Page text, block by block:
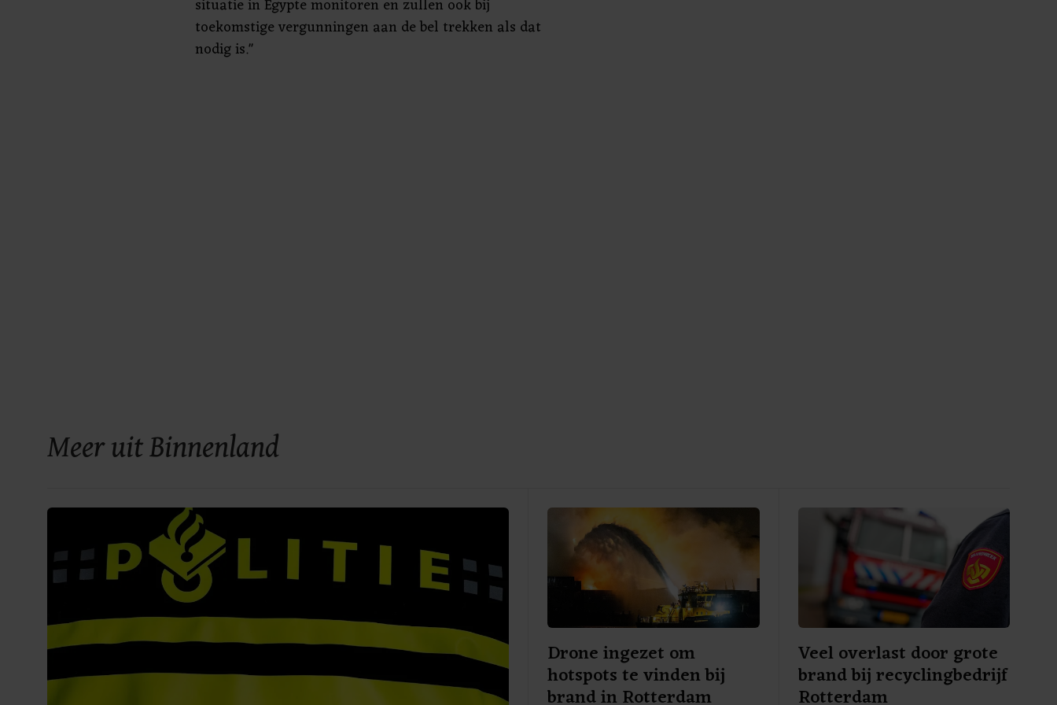
situatie in Egypte monitoren en zullen ook bij
toekomstige vergunningen aan de bel trekken als dat
nodig is."
Meer uit Binnenland
Drone ingezet om
hotspots te vinden bij
Veel overlast door grote
brand bij recyclingbedrijf